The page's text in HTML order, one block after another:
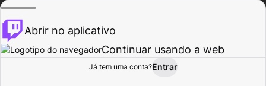
Procurar Atividade
Abrir no aplicativo
Continuar usando a web
Já tem uma conta?Entrar